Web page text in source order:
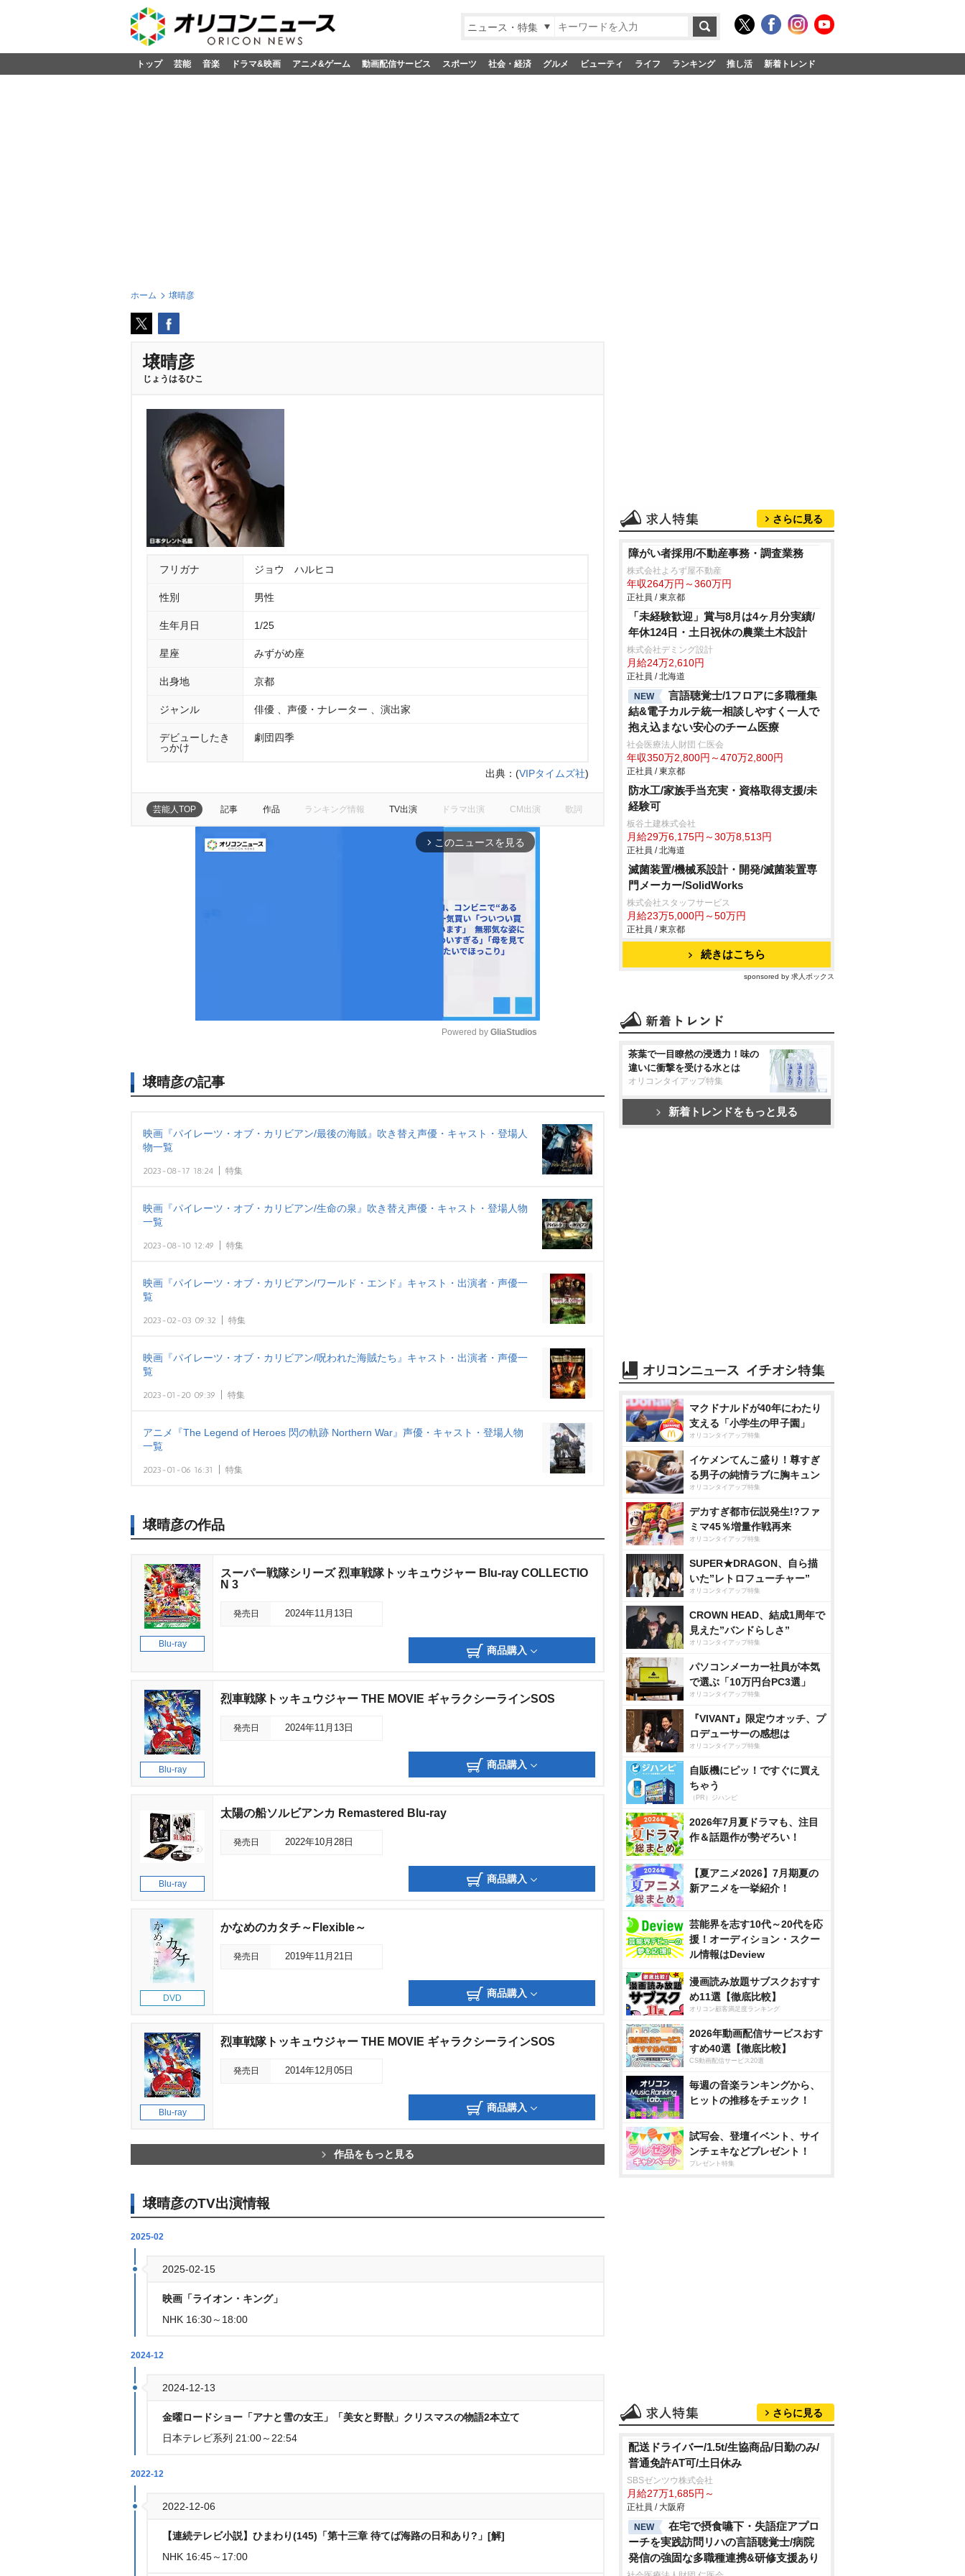
ニュース・特集
トップ 芸能 音楽 ドラマ&映画 アニメ&ゲーム 動画配信サービス スポーツ 社会・経済 グルメ ビューティ ライフ ランキング 推し活 新着トレンド
ホーム 壌晴彦
壌晴彦
じょうはるひこ
フリガナ ジョウ ハルヒコ
性別 男性
生年月日 1/25
星座 みずがめ座
出身地 京都
ジャンル 俳優 、声優・ナレーター 、演出家
デビューしたき
っかけ
劇団四季
出典： (VIPタイムズ社)
芸能人TOP 記事 作品 ランキング情報 TV出演 ドラマ出演 CM出演 歌詞
arrow_forward_ios このニュースを見る
u
e
Powered by GliaStudios
壌晴彦の記事
映画『パイレーツ・オブ・カリビアン/最後の海賊』吹き替え声優・キャスト・登場人
物一覧
2023-08-17 18:24 特集
映画『パイレーツ・オブ・カリビアン/生命の泉』吹き替え声優・キャスト・登場人物
一覧
2023-08-10 12:49 特集
映画『パイレーツ・オブ・カリビアン/ワールド・エンド』キャスト・出演者・声優一
覧
2023-02-03 09:32 特集
映画『パイレーツ・オブ・カリビアン/呪われた海賊たち』キャスト・出演者・声優一
覧
2023-01-20 09:39 特集
アニメ『The Legend of Heroes 閃の軌跡 Northern War』声優・キャスト・登場人物
一覧
2023-01-06 16:31 特集
壌晴彦の作品
Blu-ray
スーパー戦隊シリーズ 烈車戦隊トッキュウジャー Blu-ray COLLECTIO
N 3
発売日 2024年11月13日
商品購入
Blu-ray
烈車戦隊トッキュウジャー THE MOVIE ギャラクシーラインSOS
発売日 2024年11月13日
商品購入
Blu-ray
太陽の船ソルビアンカ Remastered Blu-ray
発売日 2022年10月28日
商品購入
DVD
かなめのカタチ～Flexible～
発売日 2019年11月21日
商品購入
Blu-ray
烈車戦隊トッキュウジャー THE MOVIE ギャラクシーラインSOS
発売日 2014年12月05日
商品購入
作品をもっと見る
壌晴彦のTV出演情報
2025-02
2025-02-15
映画「ライオン・キング」
NHK 16:30～18:00
2024-12
2024-12-13
金曜ロードショー「アナと雪の女王」「美女と野獣」クリスマスの物語2本立て
日本テレビ系列 21:00～22:54
2022-12
2022-12-06
【連続テレビ小説】ひまわり(145)「第十三章 待てば海路の日和あり?」[解]
NHK 16:45～17:00
さらに見る
障がい者採用/不動産事務・調査業務
株式会社よろず屋不動産
年収264万円～360万円
正社員 / 東京都
「未経験歓迎」賞与8月は4ヶ月分実績/
年休124日・土日祝休の農業土木設計
株式会社デミング設計
月給24万2,610円
正社員 / 北海道
NEW
言語聴覚士/1フロアに多職種集
結&電子カルテ統一相談しやすく一人で
抱え込まない安心のチーム医療
社会医療法人財団 仁医会
年収350万2,800円～470万2,800円
正社員 / 東京都
防水工/家族手当充実・資格取得支援/未
経験可
板谷土建株式会社
月給29万6,175円～30万8,513円
正社員 / 北海道
滅菌装置/機械系設計・開発/滅菌装置専
門メーカー/SolidWorks
株式会社スタッフサービス
月給23万5,000円～50万円
正社員 / 東京都
続きはこちら
sponsored by 求人ボックス
茶葉で一目瞭然の浸透力！味の
違いに衝撃を受ける水とは
オリコンタイアップ特集
新着トレンドをもっと見る
マクドナルドが40年にわたり
支える「小学生の甲子園」
オリコンタイアップ特集
イケメンてんこ盛り！尊すぎ
る男子の純情ラブに胸キュン
オリコンタイアップ特集
デカすぎ都市伝説発生!?ファ
ミマ45％増量作戦再来
オリコンタイアップ特集
SUPER★DRAGON、自ら描
いた”レトロフューチャー”
オリコンタイアップ特集
CROWN HEAD、結成1周年で
見えた”バンドらしさ”
オリコンタイアップ特集
パソコンメーカー社員が本気
で選ぶ「10万円台PC3選」
オリコンタイアップ特集
『VIVANT』限定ウオッチ、プ
ロデューサーの感想は
オリコンタイアップ特集
自販機にピッ！ですぐに買え
ちゃう
（PR）ジハンピ
2026年7月夏ドラマも、注目
作＆話題作が勢ぞろい！
【夏アニメ2026】7月期夏の
新アニメを一挙紹介！
芸能界を志す10代～20代を応
援！オーディション・スクー
ル情報はDeview
漫画読み放題サブスクおすす
め11選【徹底比較】
オリコン顧客満足度ランキング
2026年動画配信サービスおす
すめ40選【徹底比較】
CS動画配信サービス20選
毎週の音楽ランキングから、
ヒットの推移をチェック！
試写会、登壇イベント、サイ
ンチェキなどプレゼント！
プレゼント特集
さらに見る
配送ドライバー/1.5t/生協商品/日勤のみ/
普通免許AT可/土日休み
SBSゼンツウ株式会社
月給27万1,685円～
正社員 / 大阪府
NEW
在宅で摂食嚥下・失語症アプロ
ーチを実践訪問リハの言語聴覚士/病院
発信の強固な多職種連携&研修支援あり